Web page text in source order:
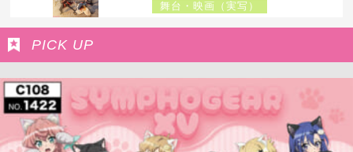
舞台・映画（実写）
PICK UP